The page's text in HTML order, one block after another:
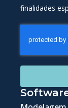
finalidades